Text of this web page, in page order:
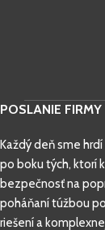
POSLANIE FIRMY
Každý deň sme
po boku tých, ktorí
bezpečnosť na
poháňaní túžbou
riešení a